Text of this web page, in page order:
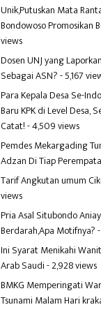
Unik,Putuskan Mata
Bondowoso Promosikan
views
Dosen UNJ yang
Sebagai ASN?- 5,167
Para Kepala Desa Se-
Baru KPK di Level Desa,
Catat!- 4,509 views
Pemdes Mekargading
Adzan Di Tiap
Tarif Angkutan umum
views
Pria Asal Situbondo
Berdarah,Apa Motifnya?
Ini Syarat Menikahi
Arab Saudi- 2,928 views
BMKG Memperingati
Tsunami Malam Hari